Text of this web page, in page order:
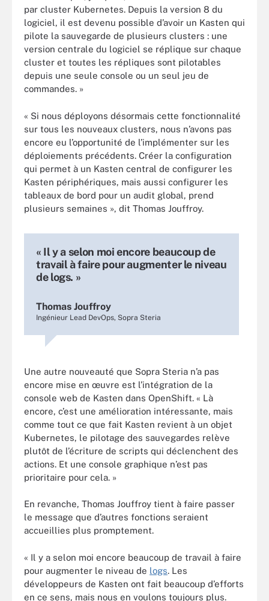
par cluster Kubernetes. Depuis la version 8 du
logiciel, il est devenu possible d’avoir un Kasten qui
pilote la sauvegarde de plusieurs clusters : une
version centrale du logiciel se réplique sur chaque
cluster et toutes les répliques sont pilotables
depuis une seule console ou un seul jeu de
commandes. »
« Si nous déployons désormais cette fonctionnalité
sur tous les nouveaux clusters, nous n’avons pas
encore eu l’opportunité de l’implémenter sur les
déploiements précédents. Créer la configuration
qui permet à un Kasten central de configurer les
Kasten périphériques, mais aussi configurer les
tableaux de bord pour un audit global, prend
plusieurs semaines », dit Thomas Jouffroy.
« Il y a selon moi encore beaucoup de
travail à faire pour augmenter le niveau
de logs. »
Thomas Jouffroy
Ingénieur Lead DevOps, Sopra Steria
Une autre nouveauté que Sopra Steria n’a pas
encore mise en œuvre est l’intégration de la
console web de Kasten dans OpenShift. « Là
encore, c’est une amélioration intéressante, mais
comme tout ce que fait Kasten revient à un objet
Kubernetes, le pilotage des sauvegardes relève
plutôt de l’écriture de scripts qui déclenchent des
actions. Et une console graphique n’est pas
prioritaire pour cela. »
En revanche, Thomas Jouffroy tient à faire passer
le message que d’autres fonctions seraient
accueillies plus promptement.
« Il y a selon moi encore beaucoup de travail à faire
pour augmenter le niveau de logs. Les
développeurs de Kasten ont fait beaucoup d’efforts
en ce sens, mais nous en voulons toujours plus.